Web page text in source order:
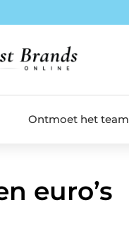
Ontmoet het team
euro’s